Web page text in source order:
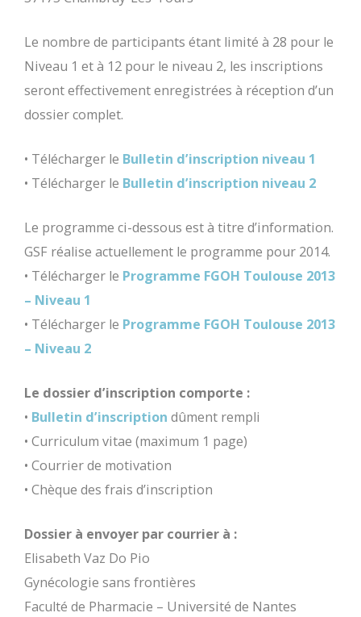
Le nombre de participants étant limité à 28 pour le
Niveau 1 et à 12 pour le niveau 2, les inscriptions
seront effectivement enregistrées à réception d’un
dossier complet.
• Télécharger le Bulletin d’inscription niveau 1
• Télécharger le Bulletin d’inscription niveau 2
Le programme ci-dessous est à titre d’information.
GSF réalise actuellement le programme pour 2014.
• Télécharger le Programme FGOH Toulouse 2013
– Niveau 1
• Télécharger le Programme FGOH Toulouse 2013
– Niveau 2
Le dossier d’inscription comporte :
• Bulletin d’inscription dûment rempli
• Curriculum vitae (maximum 1 page)
• Courrier de motivation
• Chèque des frais d’inscription
Dossier à envoyer par courrier à :
Elisabeth Vaz Do Pio
Gynécologie sans frontières
Faculté de Pharmacie – Université de Nantes